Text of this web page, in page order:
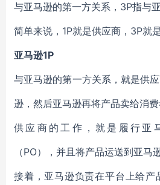
与亚马逊的第一方关系，3P指与
简单来说，1P就是供应商，3P就
亚马逊1P
与亚马逊的第一方关系，就是供
逊，然后亚马逊再将产品卖给消费
供应商的工作，就是履行亚
（PO），并且将产品运送到亚马逊
接着，亚马逊负责在平台上给产